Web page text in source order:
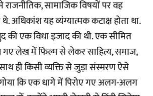
सामाजिक विषयों पर वह
अधिकांश यह व्यंग्यात्मक कटाक्ष होता था.
की एक विधा इजाद की थी. एक सीमित
लेख में फिल्म से लेकर साहित्य, समाज,
ही किसी व्यक्ति से जुड़ा संस्मरण ऐसे
कि एक धागे में पिरोए गए अलग-अलग